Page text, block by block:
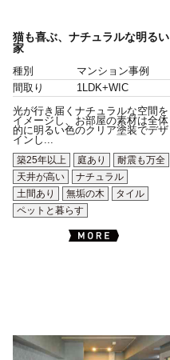
猫も喜ぶ、ナチュラルな明るい
家
種別
マンション事例
間取り
1LDK+WIC
光が行き届くナチュラルな空間を
イメージし、お部屋の素材は全体
的に明るい色のクリア塗装でデザ
インし...
築25年以上
庭あり
耐震も万全
天井が高い
ナチュラル
土間あり
無垢の木
タイル
ペットと暮らす